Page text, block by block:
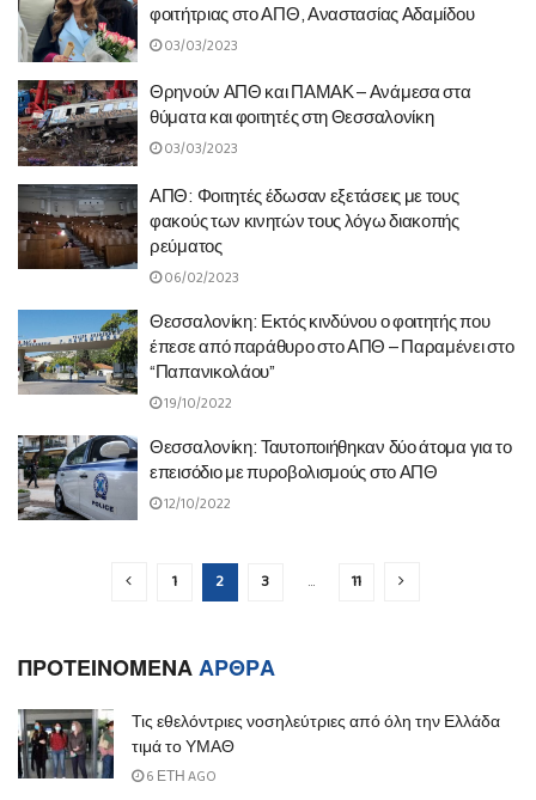
φοιτήτριας στο ΑΠΘ, Αναστασίας Αδαμίδου
03/03/2023
Θρηνούν ΑΠΘ και ΠΑΜΑΚ – Ανάμεσα στα
θύματα και φοιτητές στη Θεσσαλονίκη
03/03/2023
ΑΠΘ: Φοιτητές έδωσαν εξετάσεις με τους
φακούς των κινητών τους λόγω διακοπής
ρεύματος
06/02/2023
Θεσσαλονίκη: Εκτός κινδύνου ο φοιτητής που
έπεσε από παράθυρο στο ΑΠΘ – Παραμένει στο
“Παπανικολάου”
19/10/2022
Θεσσαλονίκη: Ταυτοποιήθηκαν δύο άτομα για το
επεισόδιο με πυροβολισμούς στο ΑΠΘ
12/10/2022
1 2 3 … 11
ΠΡΟΤΕΙΝΟΜΕΝΑΑΡΘΡΑ
Τις εθελόντριες νοσηλεύτριες από όλη την Ελλάδα
τιμά το ΥΜΑΘ
6 ΈΤΗ AGO